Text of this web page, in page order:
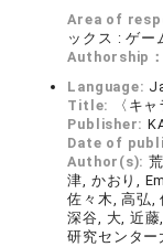
Area of
ックス : ゲー
Authorship：
Language:
Title:
〈キ
Publisher:
Date of
Author(s):
津, かおり,
佐々木, 高弘,
深谷, 大, 近
研究センター